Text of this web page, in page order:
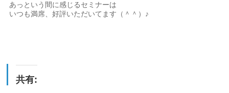
あっという間に感じるセミナーは
いつも満席、好評いただいてます（＾＾）♪
共有: